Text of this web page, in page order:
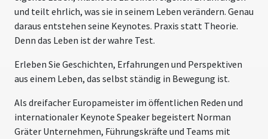
und teilt ehrlich, was sie in seinem Leben verändern. Genau
daraus entstehen seine Keynotes. Praxis statt Theorie.
Denn das Leben ist der wahre Test.
Erleben Sie Geschichten, Erfahrungen und Perspektiven
aus einem Leben, das selbst ständig in Bewegung ist.
Als dreifacher Europameister im öffentlichen Reden und
internationaler Keynote Speaker begeistert Norman
Gräter Unternehmen, Führungskräfte und Teams mit